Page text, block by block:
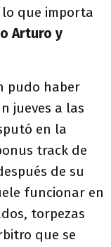
que importa
Arturo y
pudo haber
jueves a las
en la
track de
de su
funcionar en
torpezas
que se